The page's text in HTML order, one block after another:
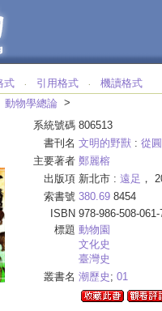
式 ‧ 引用格式 ‧ 機讀格式
動物學總論 >
系統號碼 806513
書刊名 文明的野獸 : 從
主要著者 鄭麗榕
出版項 新北市 : 遠足 ，
索書號 380.69 8454
ISBN 978-986-508-061-
標題 動物園
文化史
臺灣史
叢書名 潮歷史 ; 01